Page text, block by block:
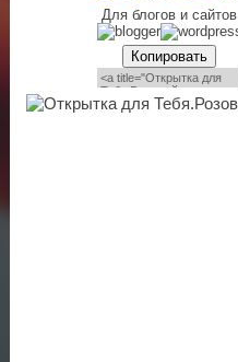
Для блогов и сайтов
Копировать